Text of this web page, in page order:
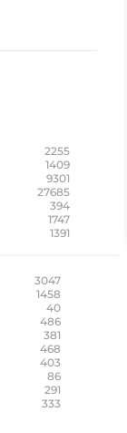
2255
1409
9301
27685
394
1747
1391
3047
1458
40
486
381
468
403
86
291
333